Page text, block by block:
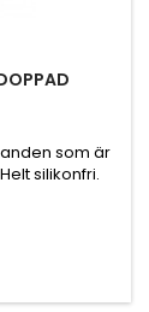
som är
silikonfri.